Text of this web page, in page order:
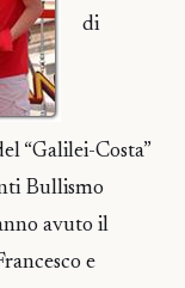
di
“Galilei-Costa”
Bullismo
avuto il
e